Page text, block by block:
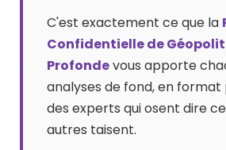
C'est exactement ce que la
Confidentielle de
Profondevous apporte
analyses de fond, en
des experts qui osent dire
autres taisent.